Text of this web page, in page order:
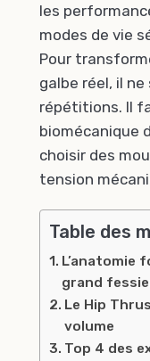
les
modes de vie
Pour
galbe réel, il
répétitions. Il
biomécanique
choisir des
tension
Table des
L’anatomie
grand
Le Hip
volume
Top 4 des